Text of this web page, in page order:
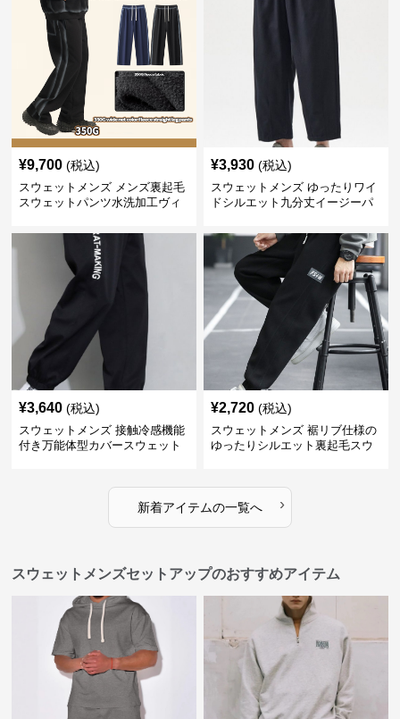
¥9,700 (税込)
スウェットメンズ メンズ裏起毛
スウェットパンツ水洗加工ヴィ
¥3,930 (税込)
スウェットメンズ ゆったりワイ
ドシルエット九分丈イージーパ
¥3,640 (税込)
スウェットメンズ 接触冷感機能
付き万能体型カバースウェット
¥2,720 (税込)
スウェットメンズ 裾リブ仕様の
ゆったりシルエット裏起毛スウ
新着アイテムの一覧へ ›
スウェットメンズセットアップのおすすめアイテム